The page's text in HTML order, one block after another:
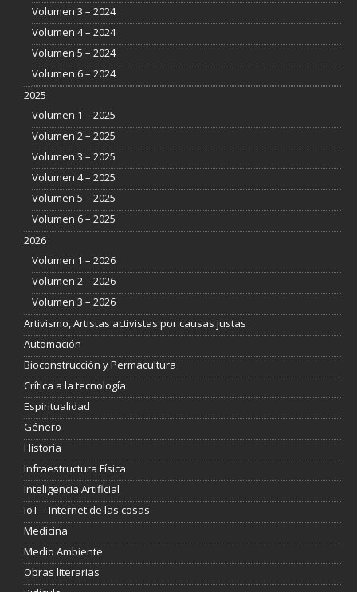
Volumen 3 – 2024
Volumen 4 – 2024
Volumen 5 – 2024
Volumen 6 – 2024
2025
Volumen 1 – 2025
Volumen 2 – 2025
Volumen 3 – 2025
Volumen 4 – 2025
Volumen 5 – 2025
Volumen 6 – 2025
2026
Volumen 1 – 2026
Volumen 2 – 2026
Volumen 3 – 2026
Artivismo, Artistas activistas por causas justas
Automación
Bioconstrucción y Permacultura
Crítica a la tecnología
Espiritualidad
Género
Historia
Infraestructura Física
Inteligencia Artificial
IoT – Internet de las cosas
Medicina
Medio Ambiente
Obras literarias